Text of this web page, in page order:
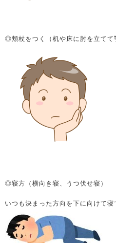
◎頬杖をつく（机や床に肘を立てて
◎寝方（横向き寝、うつ伏せ寝）
いつも決まった方向を下に向けて寝